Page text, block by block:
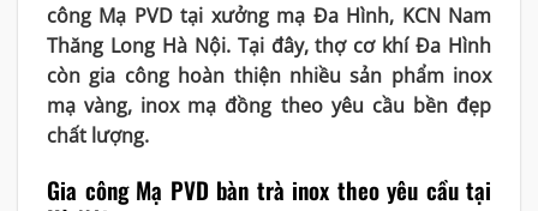
công Mạ PVD tại xưởng mạ Đa Hình, KCN Nam
Thăng Long Hà Nội. Tại đây, thợ cơ khí Đa Hình
còn gia công hoàn thiện nhiều sản phẩm inox
mạ vàng, inox mạ đồng theo yêu cầu bền đẹp
chất lượng.
Gia công Mạ PVD bàn trà inox theo yêu cầu tại